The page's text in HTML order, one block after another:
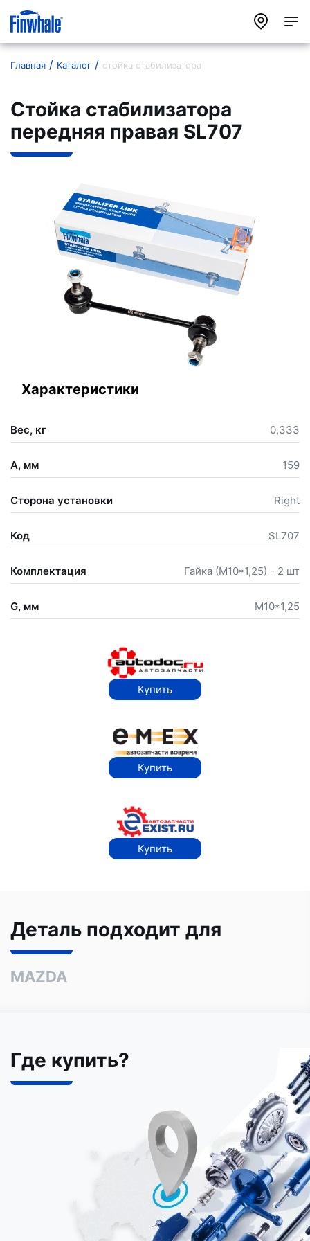
Главная Каталог стойка стабилизатора
Стойка стабилизатора
передняя правая SL707
Характеристики
Вес, кг 0,333
A, мм 159
Сторона установки Right
Код SL707
Комплектация Гайка (М10*1,25) - 2 шт
G, мм М10*1,25
Купить
Купить
Купить
Деталь подходит для
MAZDA
Где купить?